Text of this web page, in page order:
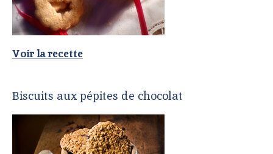
Voir la recette
Biscuits aux pépites de chocolat